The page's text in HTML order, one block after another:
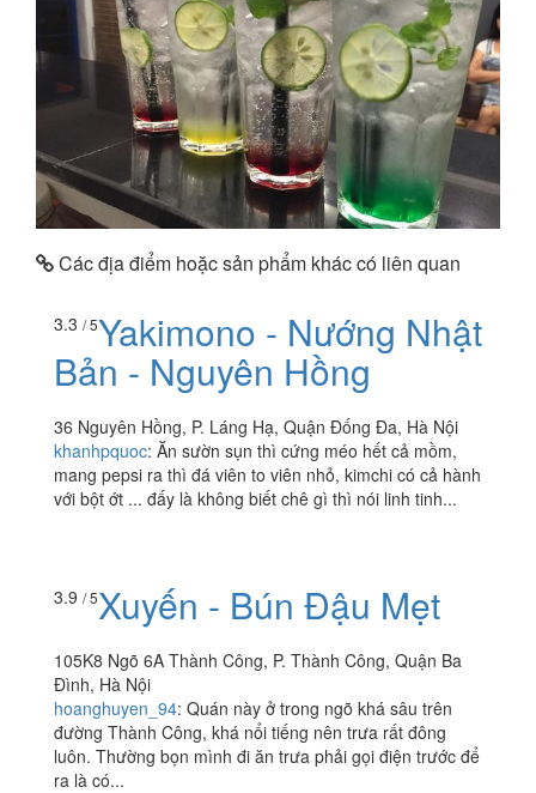
Các địa điểm hoặc sản phẩm khác có liên quan
3.3 / 5Yakimono - Nướng Nhật
Bản - Nguyên Hồng
36 Nguyên Hồng, P. Láng Hạ, Quận Đống Đa, Hà Nội
khanhpquoc: Ăn sườn sụn thì cứng méo hết cả mồm,
mang pepsi ra thì đá viên to viên nhỏ, kimchi có cả hành
với bột ớt ... đấy là không biết chê gì thì nói linh tinh...
3.9 / 5Xuyến - Bún Đậu Mẹt
105K8 Ngõ 6A Thành Công, P. Thành Công, Quận Ba
Đình, Hà Nội
hoanghuyen_94: Quán này ở trong ngõ khá sâu trên
đường Thành Công, khá nổi tiếng nên trưa rất đông
luôn. Thường bọn mình đi ăn trưa phải gọi điện trước để
ra là có...